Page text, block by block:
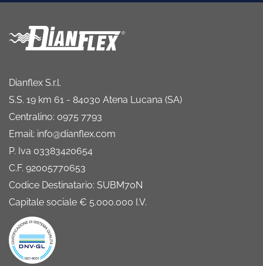
Dianflex S.r.l.
S.S. 19 km 61 - 84030 Atena Lucana (SA)
Centralino: 0975 7793
Email: info@dianflex.com
P. Iva 03383420654
C.F. 92005770653
Codice Destinatario: SUBM70N
Capitale sociale € 5.000.000 I.V.